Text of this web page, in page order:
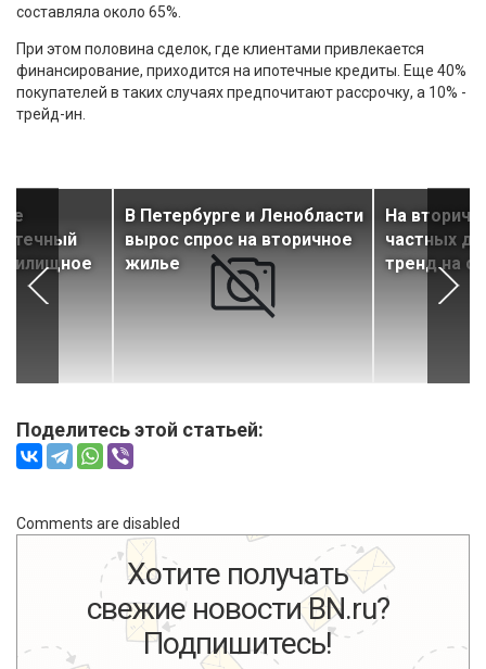
составляла около 65%.
При этом половина сделок, где клиентами привлекается
финансирование, приходится на ипотечные кредиты. Еще 40%
покупателей в таких случаях предпочитают рассрочку, а 10% -
трейд-ин.
жилищное
В Петербурге и Ленобласти
вырос спрос на вторичное
жилье
На
частных
тренд на
Поделитесь этой статьей:
Comments are disabled
Хотите получать
свежие новости BN.ru?
Подпишитесь!